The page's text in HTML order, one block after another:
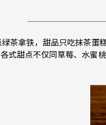
茶拿铁，甜品只吃抹茶蛋
式甜点不仅同草莓、水蜜